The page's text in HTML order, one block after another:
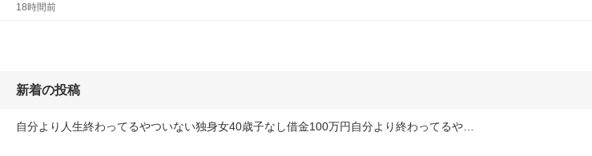
18時間前
新着の投稿
自分より人生終わってるやついない独身女40歳子なし借金100万円自分より終わってるや…